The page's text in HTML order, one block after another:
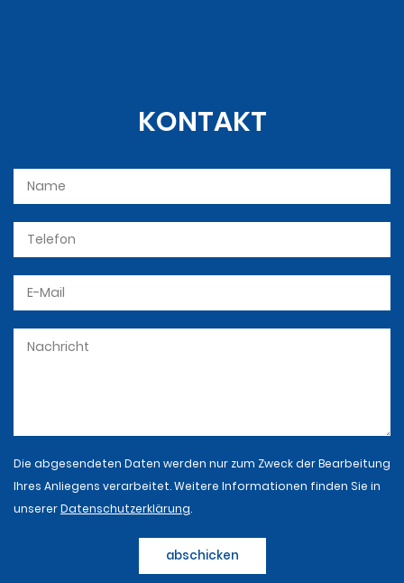
KONTAKT
Die abgesendeten Daten werden nur zum Zweck der Bearbeitung
Ihres Anliegens verarbeitet. Weitere Informationen finden Sie in
unsererDatenschutzerklärung.
abschicken